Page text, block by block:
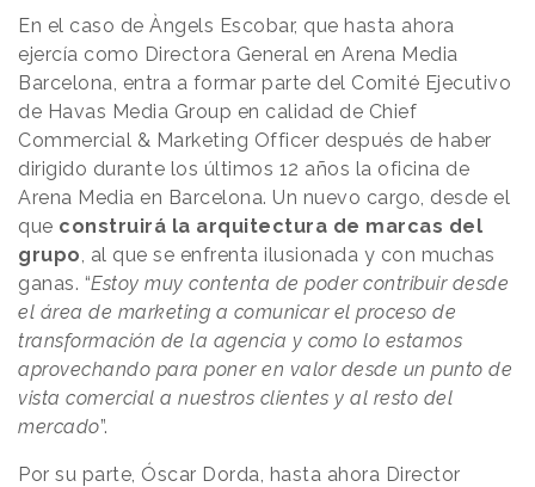
En el caso de Àngels Escobar, que hasta ahora
ejercía como Directora General en Arena Media
Barcelona, entra a formar parte del Comité Ejecutivo
de Havas Media Group en calidad de Chief
Commercial & Marketing Officer después de haber
dirigido durante los últimos 12 años la oficina de
Arena Media en Barcelona. Un nuevo cargo, desde el
que construirá la arquitectura de marcas del
grupo, al que se enfrenta ilusionada y con muchas
ganas. “Estoy muy contenta de poder contribuir desde
el área de marketing a comunicar el proceso de
transformación de la agencia y como lo estamos
aprovechando para poner en valor desde un punto de
vista comercial a nuestros clientes y al resto del
mercado”.
Por su parte, Óscar Dorda, hasta ahora Director